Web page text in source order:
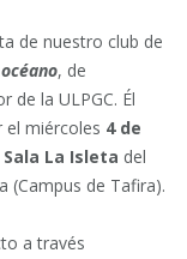
de nuestro club de
, de
de la ULPGC. Él
miércoles 4 de
Sala La Isleta del
(Campus de Tafira).
a través